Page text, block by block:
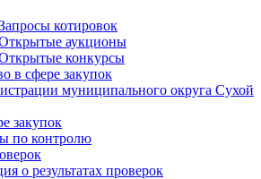
котировок
Открытые аукционы
Открытые конкурсы
в сфере закупок
муниципального округа Сухой
закупок
по контролю
о результатах проверок